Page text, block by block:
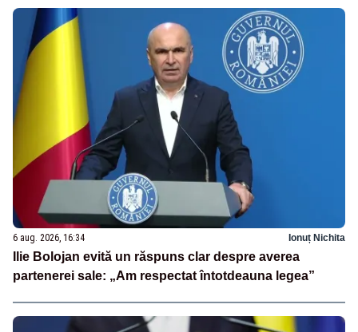
6 aug. 2026, 16:34 Ionuț Nichita
Ilie Bolojan evită un răspuns clar despre averea
partenerei sale: „Am respectat întotdeauna legea”